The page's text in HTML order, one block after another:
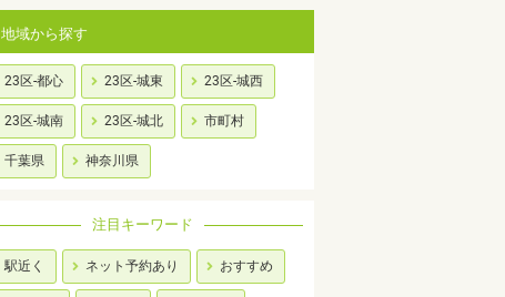
地域から探す
23区-都心 23区-城東 23区-城西
23区-城南 23区-城北 市町村
千葉県 神奈川県
注目キーワード
駅近く ネット予約あり おすすめ